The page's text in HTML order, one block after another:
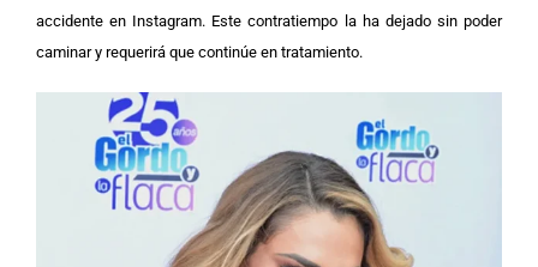
accidente en Instagram. Este contratiempo la ha dejado sin poder
caminar y requerirá que continúe en tratamiento.